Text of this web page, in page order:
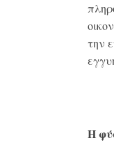
την
Η